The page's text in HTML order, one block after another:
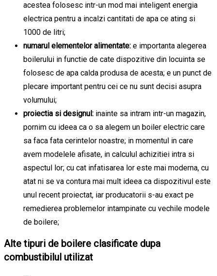
acestea folosesc intr-un mod mai inteligent energia
electrica pentru a incalzi cantitati de apa ce ating si
1000 de litri;
numarul elementelor alimentate: e importanta alegerea
boilerului in functie de cate dispozitive din locuinta se
folosesc de apa calda produsa de acesta; e un punct de
plecare important pentru cei ce nu sunt decisi asupra
volumului;
proiectia si designul: inainte sa intram intr-un magazin,
pornim cu ideea ca o sa alegem un boiler electric care
sa faca fata cerintelor noastre; in momentul in care
avem modelele afisate, in calculul achizitiei intra si
aspectul lor; cu cat infatisarea lor este mai moderna, cu
atat ni se va contura mai mult ideea ca dispozitivul este
unul recent proiectat, iar producatorii s-au exact pe
remedierea problemelor intampinate cu vechile modele
de boilere;
Alte tipuri de boilere clasificate dupa
combustibilul utilizat